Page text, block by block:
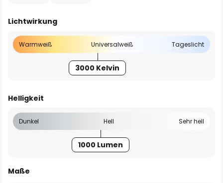
Lichtwirkung
Warmweiß Universalweiß Tageslicht
3000 Kelvin
Helligkeit
Dunkel Hell Sehr hell
1000 Lumen
Maße